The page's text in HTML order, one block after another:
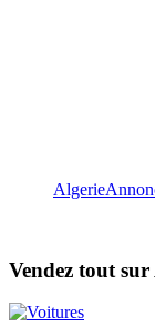
Vendez tout